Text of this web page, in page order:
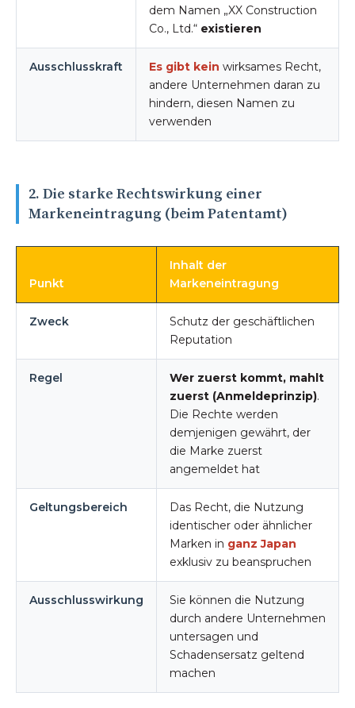
dem Namen „XX Construction
Co., Ltd.“ existieren
Ausschlusskraft Es gibt kein wirksames Recht,
andere Unternehmen daran zu
hindern, diesen Namen zu
verwenden
2. Die starke Rechtswirkung einer
Markeneintragung (beim Patentamt)
Punkt
Inhalt der
Markeneintragung
Zweck
Schutz der geschäftlichen
Reputation
Regel
Wer zuerst kommt, mahlt
zuerst (Anmeldeprinzip).
Die Rechte werden
demjenigen gewährt, der
die Marke zuerst
angemeldet hat
Geltungsbereich
Das Recht, die Nutzung
identischer oder ähnlicher
Marken in ganz Japan
exklusiv zu beanspruchen
Ausschlusswirkung
Sie können die Nutzung
durch andere Unternehmen
untersagen und
Schadensersatz geltend
machen